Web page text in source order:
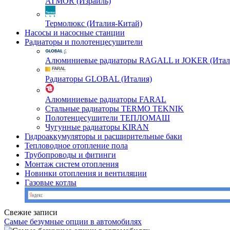
Термолюкс (Италия-Китай)
Насосы и насосные станции
Радиаторы и полотенцесушители
Алюминиевые радиаторы RAGALL и JOKER
Радиаторы GLOBAL (Италия)
Алюминиевые радиаторы FARAL
Стальные радиаторы TERMO TEKNIK
Полотенцесушители ТЕПЛОМАШ
Чугунные радиаторы KIRAN
Гидроаккумуляторы и расширительные баки
Тепловодное отопление пола
Трубопроводы и фитинги
Монтаж систем отопления
Новинки отопления и вентиляции
Газовые котлы
Свежие записи
Самые безумные опции в автомобилях